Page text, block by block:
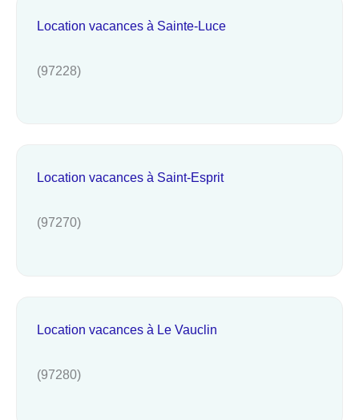
Location vacances à Sainte-Luce
(97228)
Location vacances à Saint-Esprit
(97270)
Location vacances à Le Vauclin
(97280)